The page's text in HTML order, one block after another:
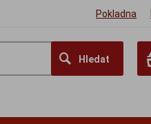
Pokladna
Hledat